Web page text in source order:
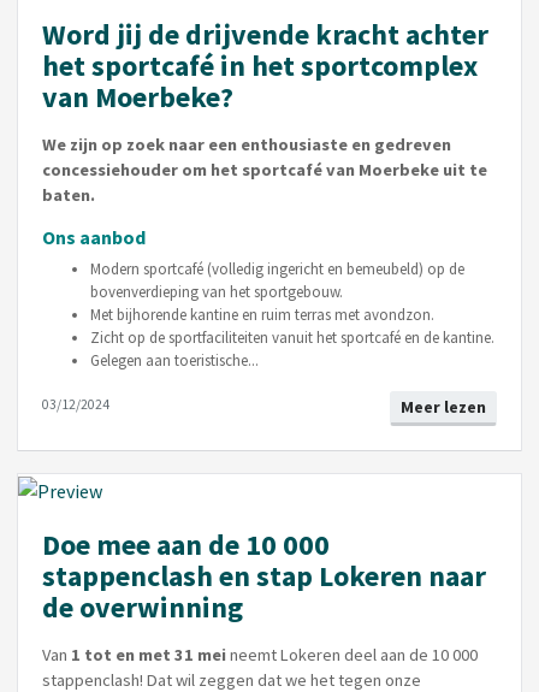
Word jij de drijvende kracht achter
het sportcafé in het sportcomplex
van Moerbeke?
We zijn op zoek naar een enthousiaste en gedreven
concessiehouder om het sportcafé van Moerbeke uit te
baten.
Ons aanbod
Modern sportcafé (volledig ingericht en bemeubeld) op de
bovenverdieping van het sportgebouw.
Met bijhorende kantine en ruim terras met avondzon.
Zicht op de sportfaciliteiten vanuit het sportcafé en de kantine.
Gelegen aan toeristische...
Meer lezen
03/12/2024
Doe mee aan de 10 000
stappenclash en stap Lokeren naar
de overwinning
Van 1 tot en met 31 meineemt Lokeren deel aan de 10 000
stappenclash! Dat wil zeggen dat we het tegen onze